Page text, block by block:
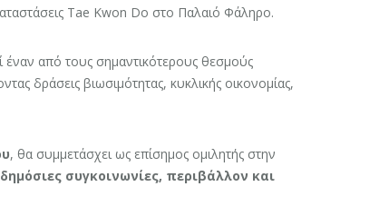
Tae Kwon Do στο Παλαιό Φάληρο.
έναν από τους σημαντικότερους θεσμούς
δράσεις βιωσιμότητας, κυκλικής οικονομίας,
, θα συμμετάσχει ως επίσημος ομιλητής στην
συγκοινωνίες, περιβάλλον και